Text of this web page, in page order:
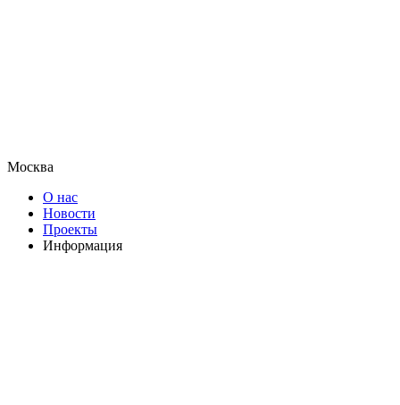
Москва
О нас
Новости
Проекты
Информация